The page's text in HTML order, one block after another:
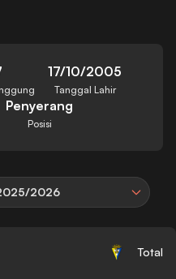
17/10/2005
Tanggal Lahir
Penyerang
Posisi
2026
Total